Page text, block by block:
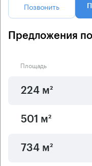
Позвонить
Предложения
Площадь
224 м²
501 м²
734 м²